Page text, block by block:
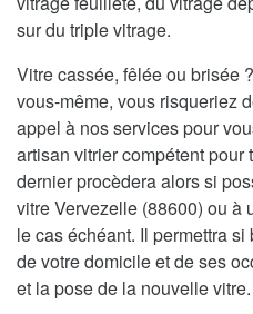
sur du triple vitrage.
Vitre cassée, fêlée ou brisée
vous-même, vous risqueriez
appel à nos services pour
artisan vitrier compétent
dernier procèdera alors si
vitre Vervezelle (88600) ou à
le cas échéant. Il permettra
de votre domicile et de ses
et la pose de la nouvelle vitre.